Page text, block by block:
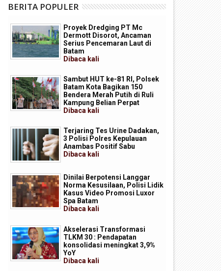
BP Batam Perkuat Transformasi
Digital melalui Pengembangan
Super Apps
Batam Masuk Daftar Daerah
Terbaik untuk Investasi di
Indonesia
BERITA POPULER
Proyek Dredging PT Mc
Dermott Disorot, Ancaman
Serius Pencemaran Laut di
Batam
Dibaca kali
Sambut HUT ke-81 RI, Polsek
Batam Kota Bagikan 150
Bendera Merah Putih di Ruli
Kampung Belian Perpat
Dibaca kali
Terjaring Tes Urine Dadakan,
3 Polisi Polres Kepulauan
Anambas Positif Sabu
Dibaca kali
Dinilai Berpotensi Langgar
Norma Kesusilaan, Polisi Lidik
Kasus Video Promosi Luxor
Spa Batam
Dibaca kali
Akselerasi Transformasi
TLKM 30 : Pendapatan
konsolidasi meningkat 3,9%
YoY
Dibaca kali